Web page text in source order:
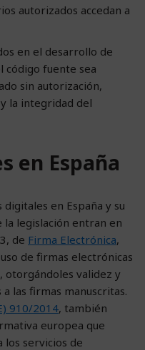
autorizados accedan a
en el desarrollo de
código fuente sea
sin autorización,
la integridad del
en España
en España y su
la legislación entran en
de Firma Electrónica,
de firmas electrónicas
otorgándoles validez y
las firmas manuscritas.
910/2014, también
europea que
los servicios de